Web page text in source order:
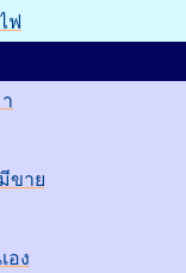
ฟ
ขาย
อง